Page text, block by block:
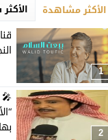
الأكثر مشاهدة
1
2
🎤